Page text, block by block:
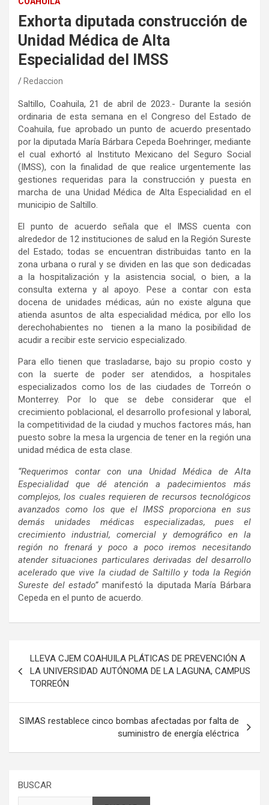
Exhorta diputada construcción de
Unidad Médica de Alta
Especialidad del IMSS
Redaccion
Saltillo, Coahuila, 21 de abril de 2023.- Durante la sesión
ordinaria de esta semana en el Congreso del Estado de
Coahuila, fue aprobado un punto de acuerdo presentado
por la diputada María Bárbara Cepeda Boehringer, mediante
el cual exhortó al Instituto Mexicano del Seguro Social
(IMSS), con la finalidad de que realice urgentemente las
gestiones requeridas para la construcción y puesta en
marcha de una Unidad Médica de Alta Especialidad en el
municipio de Saltillo.
El punto de acuerdo señala que el IMSS cuenta con
alrededor de 12 instituciones de salud en la Región Sureste
del Estado; todas se encuentran distribuidas tanto en la
zona urbana o rural y se dividen en las que son dedicadas
a la hospitalización y la asistencia social, o bien, a la
consulta externa y al apoyo. Pese a contar con esta
docena de unidades médicas, aún no existe alguna que
atienda asuntos de alta especialidad médica, por ello los
derechohabientes no tienen a la mano la posibilidad de
acudir a recibir este servicio especializado.
Para ello tienen que trasladarse, bajo su propio costo y
con la suerte de poder ser atendidos, a hospitales
especializados como los de las ciudades de Torreón o
Monterrey. Por lo que se debe considerar que el
crecimiento poblacional, el desarrollo profesional y laboral,
la competitividad de la ciudad y muchos factores más, han
puesto sobre la mesa la urgencia de tener en la región una
unidad médica de esta clase.
“Requerimos contar con una Unidad Médica de Alta
Especialidadque dé atención a padecimientos más
complejos, los cuales requieren de recursos tecnológicos
avanzados como los que el IMSS proporciona en sus
demás unidades médicas especializadas, pues el
crecimiento industrial, comercial y demográfico en la
región no frenará y poco a poco iremos necesitando
atender situaciones particulares derivadas del desarrollo
acelerado que vive la ciudad de Saltillo y toda la Región
Sureste del estado”manifestó la diputada María Bárbara
Cepeda en el punto de acuerdo.
de
entradas
LLEVA CJEM COAHUILA PLÁTICAS DE PREVENCIÓN A
LA UNIVERSIDAD AUTÓNOMA DE LA LAGUNA, CAMPUS
TORREÓN
SIMAS restablece cinco bombas afectadas por falta de
suministro de energía eléctrica
BUSCAR